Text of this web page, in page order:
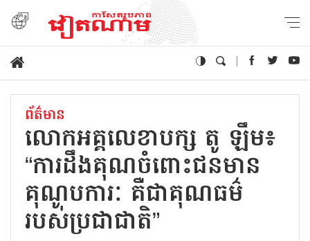
ព័ត៌មាន
លោកអគ្គលេខាបក្ស តូ ឡឹម៖
“ការដឹងគុណចំពោះជនមាន
គុណូបការៈ គឺជាគុណធម៌
របស់ប្រជាជាតិ”